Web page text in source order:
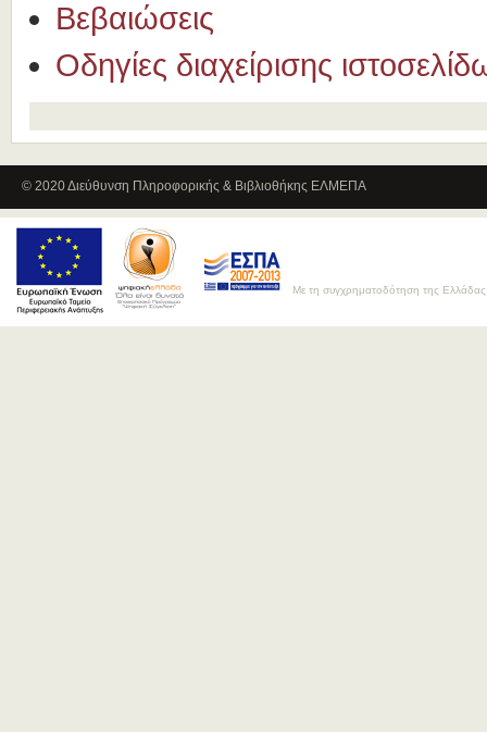
Βεβαιώσεις
Οδηγίες διαχείρισης
© 2020 Διεύθυνση Πληροφορικής & Βιβλιοθήκης ΕΛΜΕΠΑ
Με τη συγχρηματοδότηση της